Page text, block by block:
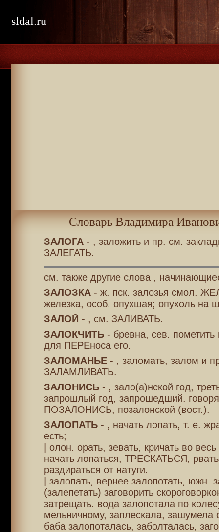
sldal.ru
Словарь Владимира
ЗАЛОГА- , заложить и пр. см.
ЗАЛЕГАТЬ.
см. также другие слова ,
ЗАЛОЗКА- ж. пск. залозья смол.
железка, особ. опухшая; опухоль на
ЗАЛОЙ - , см. ЗАЛИВАТЬ.
ЗАЛОКЧИТЬ- бревна, сев. пометить
для ПЕРЕноса его.
ЗАЛОМАНЬЕ- , заломать, залом и
ЗАЛАМЛИВАТЬ.
ЗАЛОНИСЬ- , зало(а)нской год,
запрошлый год, запрошедший.
ПОЗАЛОНИСЬ, позалонской (вост.).
ЗАЛОПАТЬ- , начать лопать, т. е.
есть;
| олон. орать, зевать, кричать во
начать лопаться, ТРЕСКАТЬСЯ,
раздираться от натуги.
| залопать, вернее залопотать, южн.
(залепетать) заговорить
затрещать. вода залопотала по
мельничному, заплескала, зашумела
баба залопоталась, заболталась,